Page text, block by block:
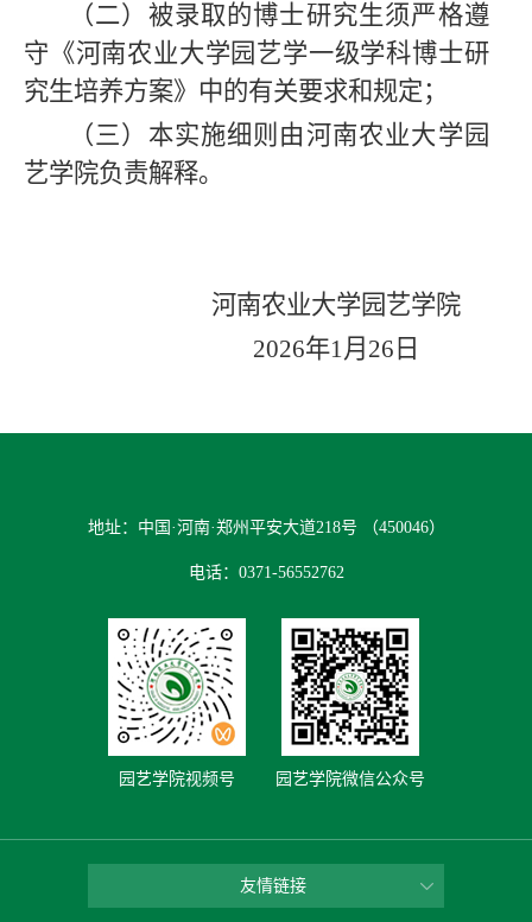
（二）被录取的博士研究生须严格遵
守《河南农业大学园艺学一级学科博士研
究生培养方案》中的有关要求和规定；
（三）本实施细则由河南农业大学园
艺学院负责解释。
河南农业大学园艺学院
2026年1月 26 日
地址：中国·河南·郑州平安大道218号 （450046）
电话：0371-56552762
园艺学院视频号 园艺学院微信公众号
友情链接